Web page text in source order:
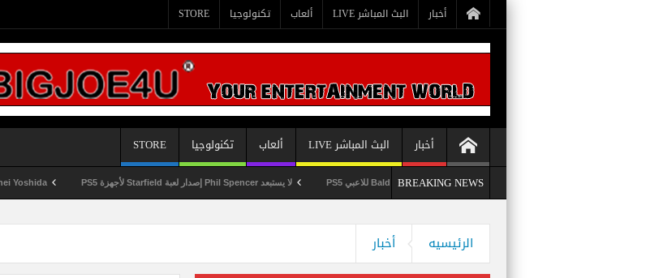
أخبار البث المباشر LIVE ألعاب تكنولوجيا STORE
أخبار البث المباشر LIVE ألعاب تكنولوجيا
STORE
BREAKING NEWSعن طريق الخطأ تم إصدار التحديث الثامن للعبة Baldur’s Gate 3 للاعبي PS5 لا يستبعد Phil Spencer إصدار لعبة Starfield لأجهزة PS5 Shuhei Yoshida سيتقاعد من شركة Sony في يناير المقبل
الرئيسيه أخبار